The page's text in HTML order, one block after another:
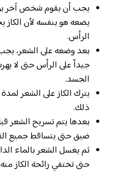
يجب أن يقوم شخص آخر
يضعه هو بنفسه لأن
الرأس.
بعد وضعه على الشعر،
جيداً على الرأس حتى لا
الجسد.
يترك الكاز على الشعر
ذلك.
بعدها يتم تسريح الشعر
ضيق حتى يتساقط جميع
ثم يغسل الشعر بالماء
حتى تختفي رائحة الكاز